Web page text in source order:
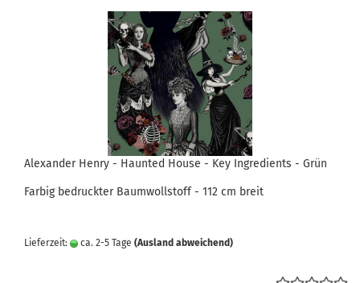
Alexander Henry - Haunted House - Key Ingredients - Grün
Farbig bedruckter Baumwollstoff - 112 cm breit
Lieferzeit: ca. 2-5 Tage (Ausland abweichend)